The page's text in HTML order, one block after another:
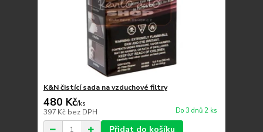
K&N čistící sada na vzduchové filtry
480 Kč/ks
397 Kč bez DPH Do 3 dnů 2 ks
Přidat do košíku